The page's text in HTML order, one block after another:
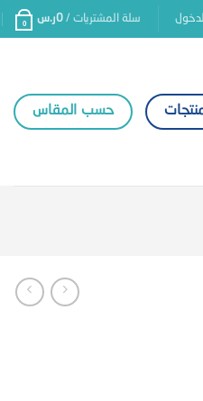
سلة المشتريات / 0ر.س 0
حسب المقاس